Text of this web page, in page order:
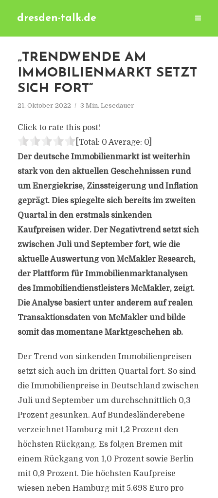
dresden-talk.de
„TRENDWENDE AM
IMMOBILIENMARKT SETZT
SICH FORT“
21. Oktober 2022 3 Min. Lesedauer
Click to rate this post!
[Total: 0 Average: 0]
Der deutsche Immobilienmarkt ist weiterhin
stark von den aktuellen Geschehnissen rund
um Energiekrise, Zinssteigerung und Inflation
geprägt. Dies spiegelte sich bereits im zweiten
Quartal in den erstmals sinkenden
Kaufpreisen wider. Der Negativtrend setzt sich
zwischen Juli und September fort, wie die
aktuelle Auswertung von McMakler Research,
der Plattform für Immobilienmarktanalysen
des Immobiliendienstleisters McMakler, zeigt.
Die Analyse basiert unter anderem auf realen
Transaktionsdaten von McMakler und bilde
somit das momentane Marktgeschehen ab.
Der Trend von sinkenden Immobilienpreisen
setzt sich auch im dritten Quartal fort. So sind
die Immobilienpreise in Deutschland zwischen
Juli und September um durchschnittlich 0,3
Prozent gesunken. Auf Bundesländerebene
verzeichnet Hamburg mit 1,2 Prozent den
höchsten Rückgang. Es folgen Bremen mit
einem Rückgang von 1,0 Prozent sowie Berlin
mit 0,9 Prozent. Die höchsten Kaufpreise
wiesen neben Hamburg mit 5.698 Euro pro